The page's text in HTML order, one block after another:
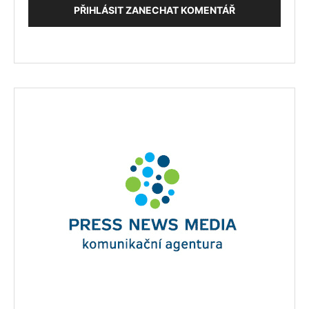
PŘIHLÁSIT ZANECHAT KOMENTÁŘ